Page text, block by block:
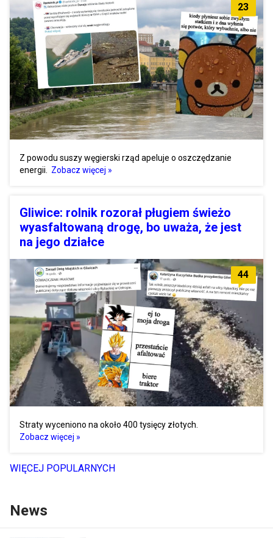
23
Z powodu suszy węgierski rząd apeluje o oszczędzanie
energii.
Zobacz więcej »
Gliwice: rolnik rozorał pługiem świeżo
wyasfaltowaną drogę, bo uważa, że jest
na jego działce
44
Straty wyceniono na około 400 tysięcy złotych.
Zobacz więcej »
WIĘCEJ POPULARNYCH
News